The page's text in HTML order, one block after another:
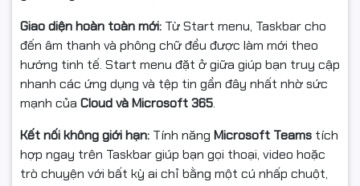
Giao diện hoàn toàn mới: Từ Start menu, Taskbar cho
đến âm thanh và phông chữ đều được làm mới theo
hướng tinh tế. Start menu đặt ở giữa giúp bạn truy cập
nhanh các ứng dụng và tệp tin gần đây nhất nhờ sức
mạnh của Cloud và Microsoft 365.
Kết nối không giới hạn: Tính năng Microsoft Teams tích
hợp ngay trên Taskbar giúp bạn gọi thoại, video hoặc
trò chuyện với bất kỳ ai chỉ bằng một cú nhấp chuột,